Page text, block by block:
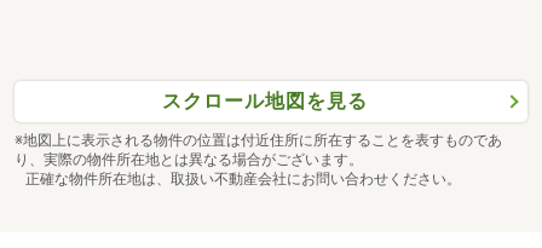
スクロール地図を見る
※地図上に表示される物件の位置は付近住所に所在することを表すものであ
り、実際の物件所在地とは異なる場合がございます。
正確な物件所在地は、取扱い不動産会社にお問い合わせください。